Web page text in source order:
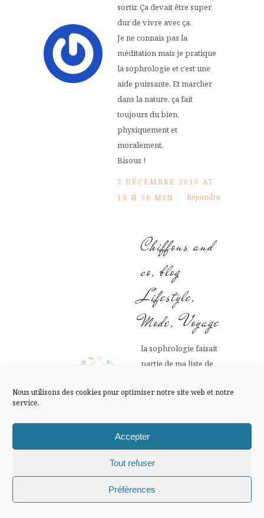
Nous utilisons des cookies pour optimiser notre site web et notre
service.
Accepter
Tout refuser
Préférences
sortir. Ça devait être super
dur de vivre avec ça.
Je ne connais pas la
méditation mais je pratique
la sophrologie et c’est une
aide puissante. Et marcher
dans la nature, ça fait
toujours du bien,
physiquement et
moralement.
Bisous !
3 DÉCEMBRE 2016 AT
19 H 56 MIN
Répondre
Chiffons and
co, blog
Lifestyle,
Mode, Voyage
la sophrologie faisait
partie de ma liste de
ai d’ailleurs testé
grâce à mon
programme de
Bises.
Suivre sur Instagram
Mentions légales Confidentialité